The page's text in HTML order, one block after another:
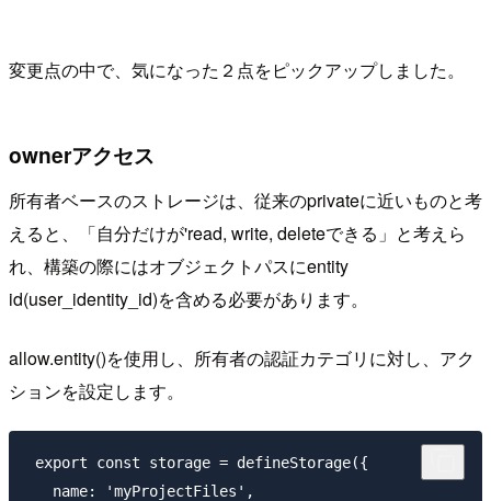
変更点の中で、気になった２点をピックアップしました。
ownerアクセス
所有者ベースのストレージは、従来のprivateに近いものと考
えると、「自分だけが'read, write, deleteできる」と考えら
れ、構築の際にはオブジェクトパスにentity
id(user_identity_id)を含める必要があります。
allow.entity()を使用し、所有者の認証カテゴリに対し、アク
ションを設定します。
export const storage = defineStorage({
   name: 'myProjectFiles',